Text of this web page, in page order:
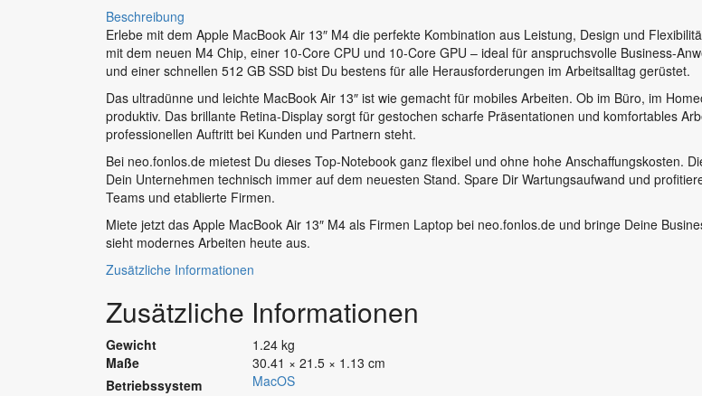
Beschreibung
Erlebe mit dem Apple MacBook Air 13″ M4 die perfekte Kombination aus Leistung, Design und
mit dem neuen M4 Chip, einer 10-Core CPU und 10-Core GPU – ideal für anspruchsvolle Business-
und einer schnellen 512 GB SSD bist Du bestens für alle Herausforderungen im Arbeitsalltag gerüstet.
Das ultradünne und leichte MacBook Air 13″ ist wie gemacht für mobiles Arbeiten. Ob im Büro, im
produktiv. Das brillante Retina-Display sorgt für gestochen scharfe Präsentationen und komfortables
professionellen Auftritt bei Kunden und Partnern steht.
Bei neo.fonlos.de mietest Du dieses Top-Notebook ganz flexibel und ohne hohe Anschaffungskosten.
Dein Unternehmen technisch immer auf dem neuesten Stand. Spare Dir Wartungsaufwand und
Teams und etablierte Firmen.
Miete jetzt das Apple MacBook Air 13″ M4 als Firmen Laptop bei neo.fonlos.de und bringe Deine
sieht modernes Arbeiten heute aus.
Zusätzliche Informationen
Zusätzliche Informationen
Gewicht
1.24 kg
Maße
30.41 × 21.5 × 1.13 cm
Betriebssystem
MacOS